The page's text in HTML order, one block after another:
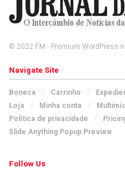
© 2022 FM - Premium WordPress
Navigate Site
Boneca Carrinho
Loja
Minha conta
Política de privacidade
Slide Anything Popup Preview
Follow Us